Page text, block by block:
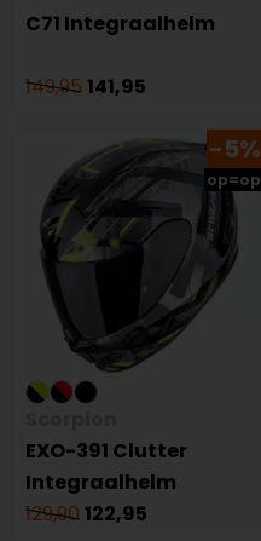
C71 Integraalhelm
149,95 141,95
-5%
op=op
EXO-391 Clutter
Integraalhelm
129,90 122,95